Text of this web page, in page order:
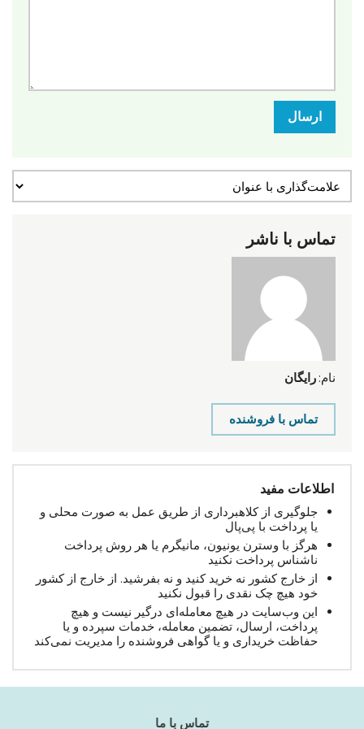
ارسال
تماس با ناشر
نام: رایگان
تماس با فروشنده
اطلاعات مفید
جلوگیری از کلاهبرداری از طریق عمل به صورت محلی و
یا پرداخت با پی‌پال
هرگز با وسترن یونیون، مانیگرم یا هر روش پرداخت
ناشناس پرداخت نکنید
از خارج کشور نه خرید کنید و نه بفرشید. از خارج از کشور
خود هیچ چک نقدی را قبول نکنید
این وب‌سایت در هیچ معامله‌ای درگیر نیست و هیچ
پرداخت، ارسال، تضمین معامله، خدمات سپرده و یا
حفاظت خریداری و یا گواهی فروشنده را مدیریت نمی‌کند
تماس با ما